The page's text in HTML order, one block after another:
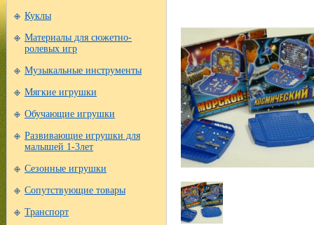
Куклы
Материалы для сюжетно-
ролевых игр
Музыкальные инструменты
Мягкие игрушки
Обучающие игрушки
Развивающие игрушки для
малышей 1-3лет
Сезонные игрушки
Сопутствующие товары
Транспорт